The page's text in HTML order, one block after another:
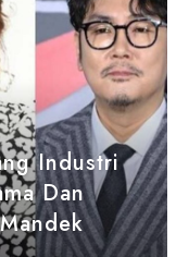
Industri
Dan